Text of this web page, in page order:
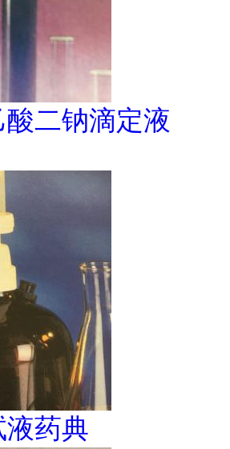
二钠滴定液
药典